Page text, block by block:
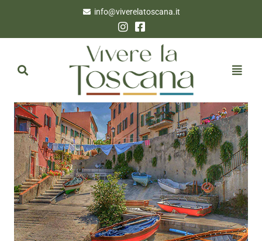
info@viverelatoscana.it